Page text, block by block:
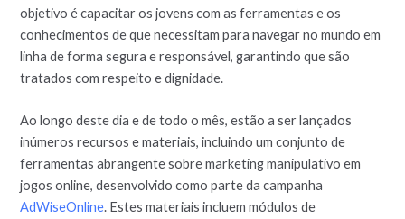
objetivo é capacitar os jovens com as ferramentas e os
conhecimentos de que necessitam para navegar no mundo em
linha de forma segura e responsável, garantindo que são
tratados com respeito e dignidade.
Ao longo deste dia e de todo o mês, estão a ser lançados
inúmeros recursos e materiais, incluindo um conjunto de
ferramentas abrangente sobre marketing manipulativo em
jogos online, desenvolvido como parte da campanha
AdWiseOnline. Estes materiais incluem módulos de